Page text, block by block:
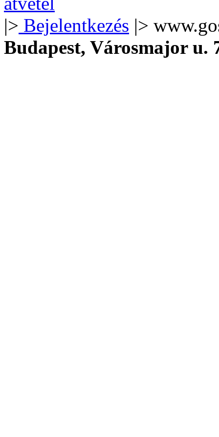
|> Bejelentkezés |>
Budapest, Városmajor u.